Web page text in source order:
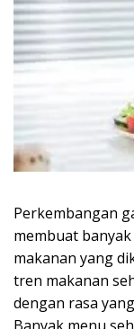
Perkembangan
membuat
makanan yang
tren makanan
dengan rasa